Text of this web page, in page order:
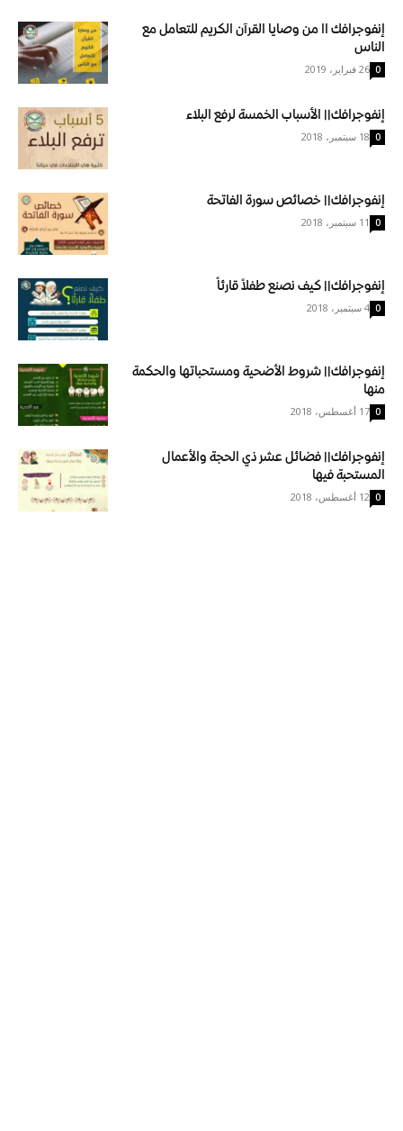
إنفوجرافك اا من وصايا القرآن الكريم للتعامل مع
الناس
26 فبراير، 2019 0
إنفوجرافك|| الأسباب الخمسة لرفع البلاء
18 سبتمبر، 2018 0
إنفوجرافك|| خصائص سورة الفاتحة
11 سبتمبر، 2018 0
إنفوجرافك|| كيف نصنع طفلاً قارئاً
4 سبتمبر، 2018 0
إنفوجرافك|| شروط الأضحية ومستحباتها والحكمة
منها
17 أغسطس، 2018 0
إنفوجرافك|| فضائل عشر ذي الحجة والأعمال
المستحبة فيها
12 أغسطس، 2018 0